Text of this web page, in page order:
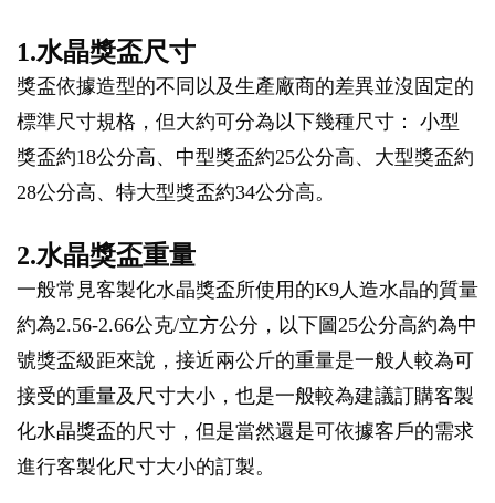
1.水晶獎盃尺寸
獎盃依據造型的不同以及生產廠商的差異並沒固定的
標準尺寸規格，但大約可分為以下幾種尺寸： 小型
獎盃約18公分高、中型獎盃約25公分高、大型獎盃約
28公分高、特大型獎盃約34公分高。
2.水晶獎盃重量
一般常見客製化水晶獎盃所使用的K9人造水晶的質量
約為2.56-2.66公克/立方公分，以下圖25公分高約為中
號獎盃級距來說，接近兩公斤的重量是一般人較為可
接受的重量及尺寸大小，也是一般較為建議訂購客製
化水晶獎盃的尺寸，但是當然還是可依據客戶的需求
進行客製化尺寸大小的訂製。